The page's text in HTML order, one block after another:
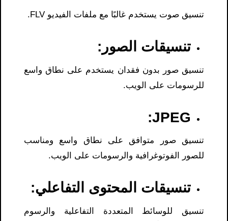
تنسيق صوت يستخدم غالبًا مع ملفات الفيديو FLV.
تنسيقات الصور:
تنسيق صور بدون فقدان يستخدم على نطاق واسع
للرسومات على الويب.
JPEG:
تنسيق صور متوافق على نطاق واسع ومناسب
للصور الفوتوغرافية والرسومات على الويب.
تنسيقات المحتوى التفاعلي:
تنسيق للوسائط المتعددة التفاعلية والرسوم